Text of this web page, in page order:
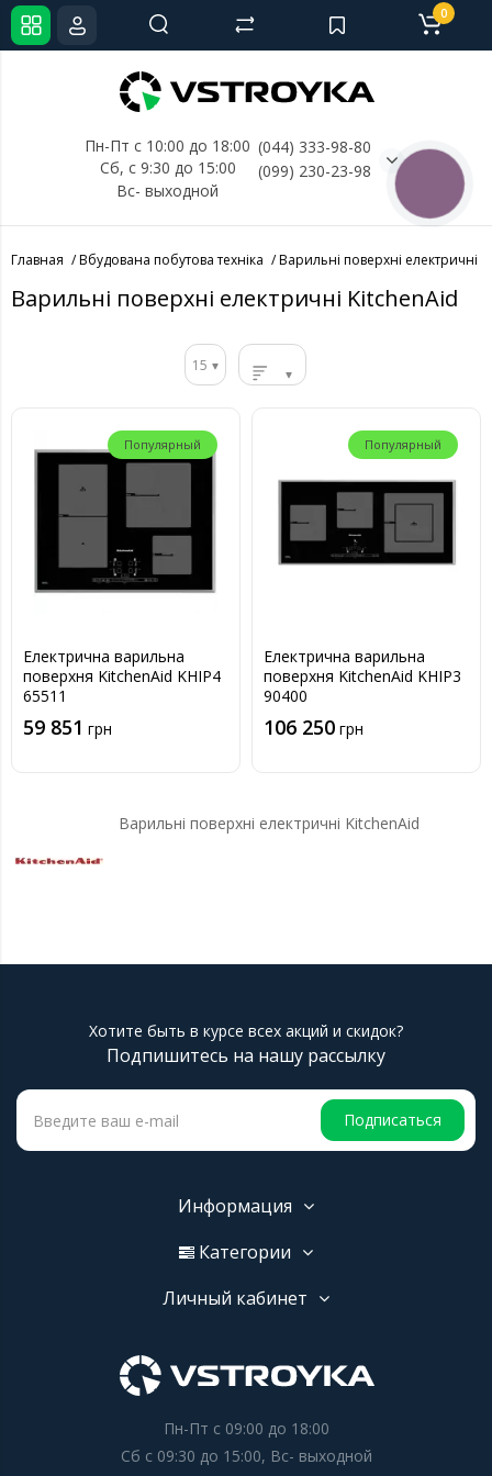
Пн-Пт с 10:00 до 18:00
Сб, с 9:30 до 15:00
Вс- выходной
(044) 333-98-80
(099) 230-23-98
0
Главная Вбудована побутова техніка Варильні поверхні електричні
Варильні поверхні електричні KitchenAid
15
Популярный
Електрична варильна
поверхня KitchenAid KHIP4
65511
59 851 грн
Популярный
Електрична варильна
поверхня KitchenAid KHIP3
90400
106 250 грн
Варильні поверхні електричні KitchenAid
Хотите быть в курсе всех акций и скидок?
Подпишитесь на нашу рассылку
Подписаться
Информация
Категории
Личный кабинет
Пн-Пт с 09:00 до 18:00
Сб с 09:30 до 15:00, Вс- выходной